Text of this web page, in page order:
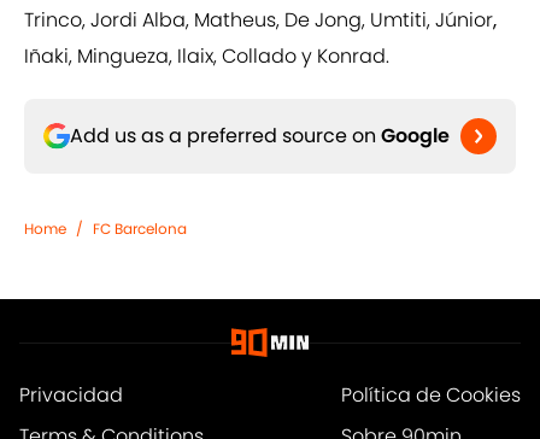
Trinco, Jordi Alba, Matheus, De Jong, Umtiti, Júnior,
Iñaki, Mingueza, Ilaix, Collado y Konrad.
Add us as a preferred source on Google
Home / FC Barcelona
Privacidad
Política de Cookies